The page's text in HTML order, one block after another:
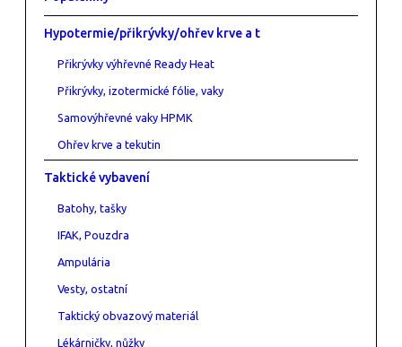
Hypotermie/přikrývky/ohřev krve a t
Přikrývky výhřevné Ready Heat
Přikrývky, izotermické fólie, vaky
Samovýhřevné vaky HPMK
Ohřev krve a tekutin
Taktické vybavení
Batohy, tašky
IFAK, Pouzdra
Ampulária
Vesty, ostatní
Taktický obvazový materiál
Lékárničky, nůžky